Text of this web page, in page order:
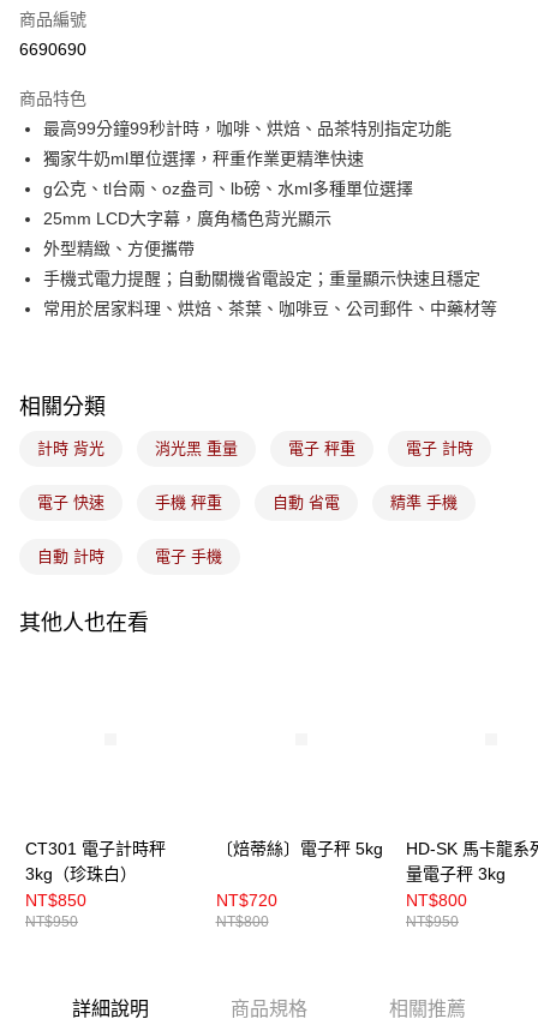
LINE Pay
悠遊付
Google Pay
全盈+PAY
ATM付款
運送方式
付款後門市自取
商品編號
6690690
商品特色
最高99分鐘99秒計時，咖啡、烘焙、品茶特別指定功能
獨家牛奶ml單位選擇，秤重作業更精準快速
g公克、tl台兩、oz盎司、lb磅、水ml多種單位選擇
25mm LCD大字幕，廣角橘色背光顯示
外型精緻、方便攜帶
手機式電力提醒；自動關機省電設定；重量顯示快速且穩定
常用於居家料理、烘焙、茶葉、咖啡豆、公司郵件、中藥材等
相關分類
計時 背光 消光黑 重量 電子 秤重 電子 計時
電子 快速 手機 秤重 自動 省電 精準 手機
自動 計時 電子 手機
其他人也在看
CT301 電子計時秤
3kg（珍珠白）
NT$850
NT$950
〔焙蒂絲〕電子秤 5kg
NT$720
NT$800
HD-SK 馬卡龍系
量電子秤 3kg
NT$800
NT$950
詳細說明 商品規格 相關推薦